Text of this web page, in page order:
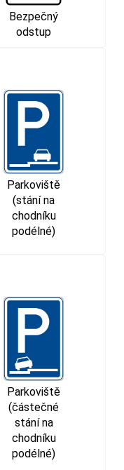
Bezpečný
odstup
Parkoviště
(stání na
chodníku
podélné)
Parkoviště
(částečné
stání na
chodníku
podélné)